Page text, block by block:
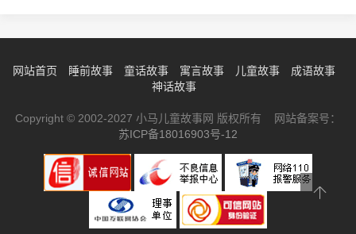
网站首页 睡前故事 童话故事 寓言故事 儿童故事
成语故事
神话故事
Copyright © 2002-2027 小马儿童故事网 版权所有 网站备案号：
苏ICP备18016903号-12